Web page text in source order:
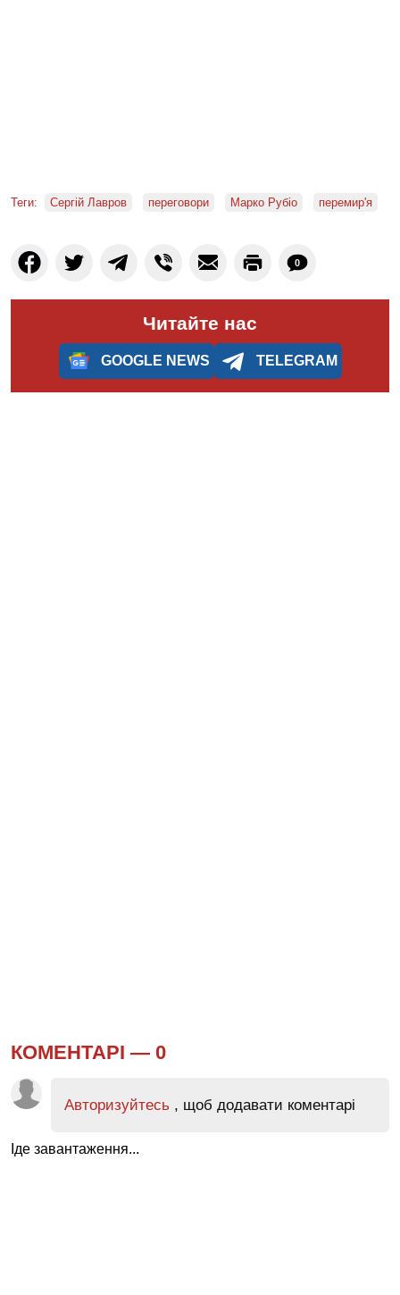
Теги: Сергій Лавров переговори Марко Рубіо перемир'я
0
Читайте нас
GOOGLE NEWS TELEGRAM
КОМЕНТАРІ — 0
Авторизуйтесь , щоб додавати коментарі
Іде завантаження...